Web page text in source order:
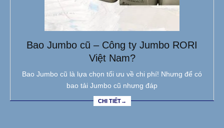
Bao Jumbo cũ – Công ty Jumbo RORI
Việt Nam?
Bao Jumbo cũ là lựa chọn tối ưu về chi phí! Nhưng để có
bao tải Jumbo cũ nhưng đáp
CHI TIẾT→